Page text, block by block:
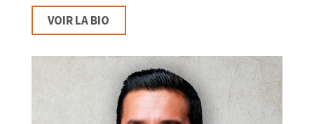
VOIR LA BIO